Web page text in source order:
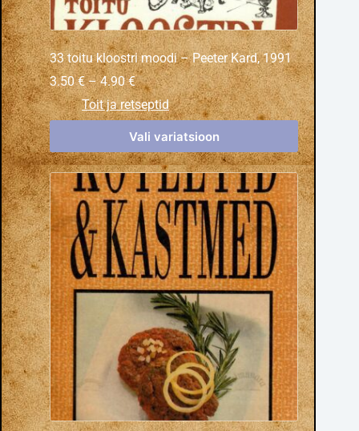
33 toitu kloostri moodi – Peeter Kard, 1991
3.50€ – 4.90€
Toit ja retseptid
Vali variatsioon